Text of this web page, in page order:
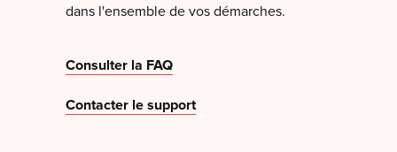
dans l'ensemble de vos démarches.
Consulter la FAQ
Contacter le support